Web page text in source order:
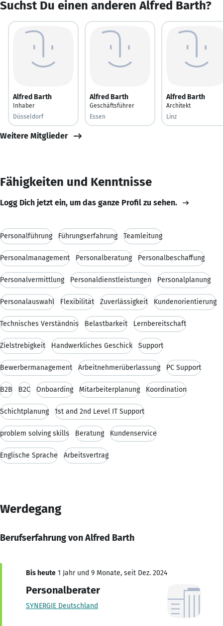
Suchst Du einen anderen Alfred Barth?
Alfred Barth
Inhaber
Düsseldorf
Alfred Barth
Geschäftsführer
Essen
Alfred Barth
Architekt
Linz
Weitere Mitglieder
Fähigkeiten und Kenntnisse
Logg Dich jetzt ein, um das ganze Profil zu sehen.
Personalführung Führungserfahrung Teamleitung
Personalmanagement Personalberatung Personalbeschaffung
Personalvermittlung Personaldienstleistungen Personalplanung
Personalauswahl Flexibilität Zuverlässigkeit Kundenorientierung
Technisches Verständnis Belastbarkeit Lernbereitschaft
Zielstrebigkeit Handwerkliches Geschick Support
Bewerbermanagement Arbeitnehmerüberlassung PC Support
B2B B2C Onboarding Mitarbeiterplanung Koordination
Schichtplanung 1st and 2nd Level IT Support
problem solving skills Beratung Kundenservice
Englische Sprache Arbeitsvertrag
Werdegang
Berufserfahrung von Alfred Barth
Bis heute 1 Jahr und 9 Monate, seit Dez. 2024
Personalberater
SYNERGIE Deutschland